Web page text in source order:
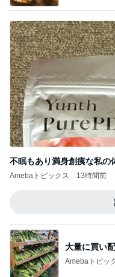
不眠もあり満身創痍な私の
Amebaトピックス 13時間前
大量に買い
Amebaトピッ